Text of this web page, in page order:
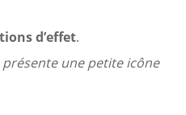
d’effet.
une petite icône